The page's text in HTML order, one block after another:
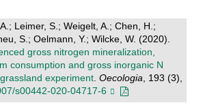
Leimer, S.; Weigelt, A.; Chen, H.;
S.; Oelmann, Y.; Wilcke, W. (2020).
gross nitrogen mineralization,
consumption and gross inorganic N
experiment. Oecologia , 193 (3),
s00442-020-04717-6